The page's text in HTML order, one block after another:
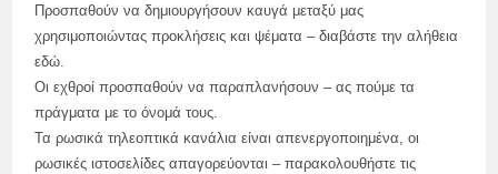
Προσπαθούν να δημιουργήσουν καυγά μεταξύ μας
χρησιμοποιώντας προκλήσεις και ψέματα – διαβάστε την αλήθεια
εδώ.
Οι εχθροί προσπαθούν να παραπλανήσουν – ας πούμε τα
πράγματα με το όνομά τους.
Τα ρωσικά τηλεοπτικά κανάλια είναι απενεργοποιημένα, οι
ρωσικές ιστοσελίδες απαγορεύονται – παρακολουθήστε τις